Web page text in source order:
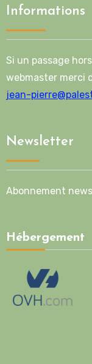
Informations
Si un passage
webmaster merci
jean-
Newsletter
Abonnement
Hébergement